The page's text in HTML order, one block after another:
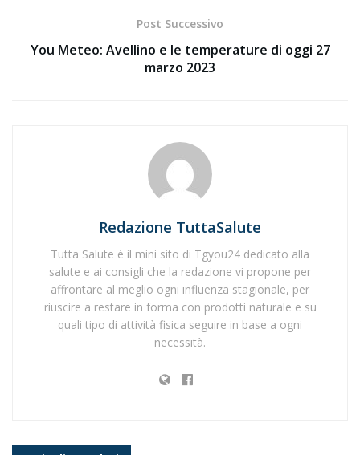
Post Successivo
You Meteo: Avellino e le temperature di oggi 27
marzo 2023
Redazione TuttaSalute
Tutta Salute è il mini sito di Tgyou24 dedicato alla
salute e ai consigli che la redazione vi propone per
affrontare al meglio ogni influenza stagionale, per
riuscire a restare in forma con prodotti naturale e su
quali tipo di attività fisica seguire in base a ogni
necessità.